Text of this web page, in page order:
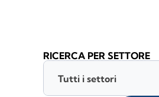
RICERCA PER SETTORE
Tutti i settori